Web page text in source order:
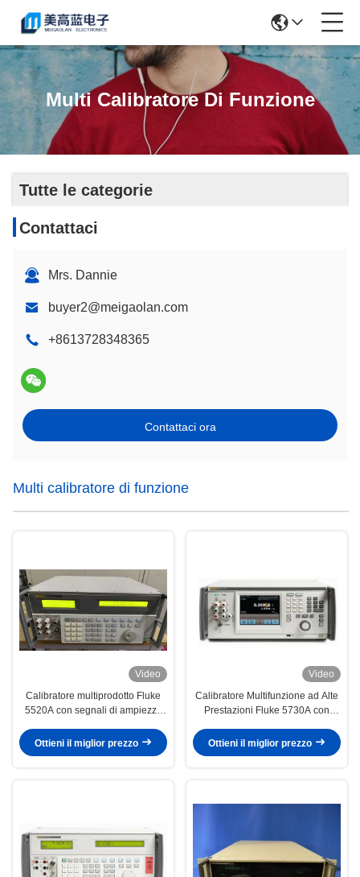
Multi Calibratore Di Funzione
Tutte le categorie
Contattaci
Mrs. Dannie
buyer2@meigaolan.com
+8613728348365
Contattaci ora
Multi calibratore di funzione
Video
Calibratore multiprodotto Fluke
5520A con segnali di ampiezza
condizione preuso
Ottieni il miglior prezzo
Video
Calibratore Multifunzione ad Alte
Prestazioni Fluke 5730A con
Condizioni Usato
Ottieni il miglior prezzo